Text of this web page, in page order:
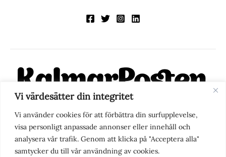
Vi värdesätter din integritet
Vi använder cookies för att förbättra din surfupplevelse,
visa personligt anpassade annonser eller innehåll och
analysera vår trafik. Genom att klicka på "Acceptera alla"
samtycker du till vår användning av cookies.
KalmarPosten är en modern lokalnyhetstidning på nätet. Med
fokus på Kalmarregionen, men också med blick för det större
perspektivet, vill vi vara din självklara kanal för nyheter,
berättelser och engagemang. KalmarPosten grundades 1988 och
fick nya ägare 2025.